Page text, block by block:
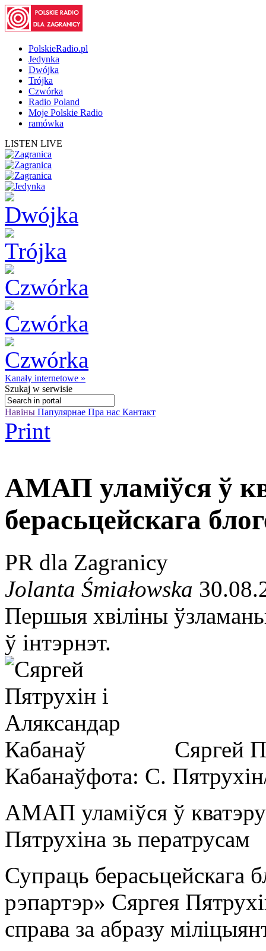
PolskieRadio.pl
Jedynka
Dwójka
Trójka
Czwórka
Radio Poland
Moje Polskie Radio
ramówka
LISTEN LIVE
Kanały internetowe »
Szukaj w serwisie
Навіны Папулярнае Пра нас Кантакт
Print
АМАП уламіўся ў
берасьцейскага
PR dla Zagranicy
Jolanta Śmiałowska
Першыя хвіліны
ў інтэрнэт.
Сяргей
Кабанаўфота: С.
АМАП уламіўся ў кватэру
Пятрухіна зь ператрусам
Супраць берасьцейскага
рэпартэр» Сяргея
справа за абразу